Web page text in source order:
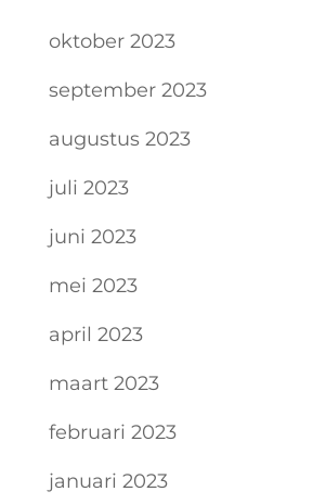
oktober 2023
september 2023
augustus 2023
juli 2023
juni 2023
mei 2023
april 2023
maart 2023
februari 2023
januari 2023